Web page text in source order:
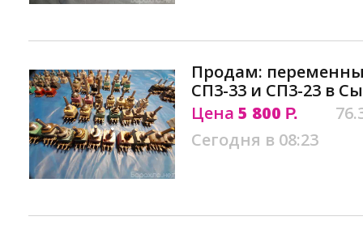
Продам:
СП3-33 и СП3-23 в
Цена 5 800 Р.
Сегодня в 08:23